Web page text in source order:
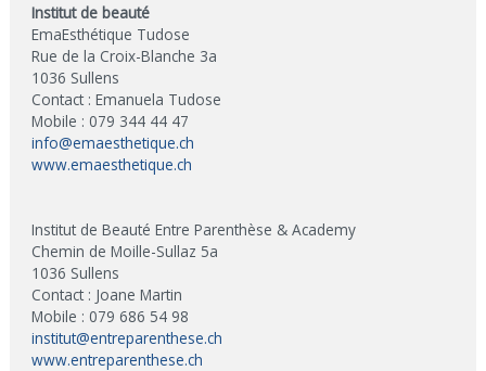
Institut de beauté
EmaEsthétique Tudose
Rue de la Croix-Blanche 3a
1036 Sullens
Contact : Emanuela Tudose
Mobile : 079 344 44 47
info@emaesthetique.ch
www.emaesthetique.ch
Institut de Beauté Entre Parenthèse & Academy
Chemin de Moille-Sullaz 5a
1036 Sullens
Contact : Joane Martin
Mobile : 079 686 54 98
institut@entreparenthese.ch
www.entreparenthese.ch